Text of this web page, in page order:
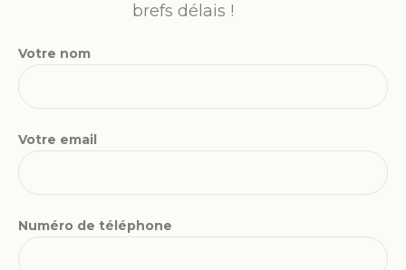
brefs délais !
Votre nom
Votre email
Numéro de téléphone